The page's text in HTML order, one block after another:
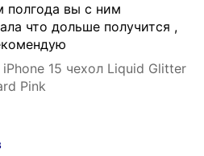
полгода вы с ним
что дольше получится ,
15 чехол Liquid Glitter
Pink